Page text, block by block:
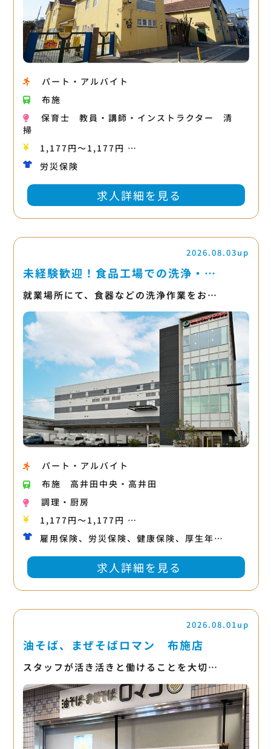
パート・アルバイト
布施
保育士
教員・講師・インストラクター
清
掃
1,177円〜1,177円 …
労災保険
求人詳細を見る
2026.08.03up
未経験歓迎！食品工場での洗浄・…
就業場所にて、食器などの洗浄作業をお…
パート・アルバイト
布施
高井田中央・高井田
調理・厨房
1,177円〜1,177円 …
雇用保険、労災保険、健康保険、厚生年…
求人詳細を見る
2026.08.01up
油そば、まぜそばロマン 布施店
スタッフが活き活きと働けることを大切…